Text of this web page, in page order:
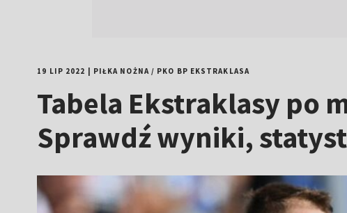
19 LIP 2022 PIŁKA NOŻNA/ PKO BP EKSTRAKLASA
Tabela Ekstraklasy po
Sprawdź wyniki,